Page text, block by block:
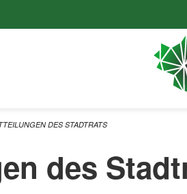
DES STADTRATS
des